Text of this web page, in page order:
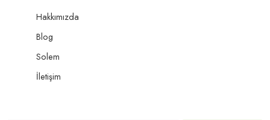
Hakkımızda
Blog
Solem
İletişim